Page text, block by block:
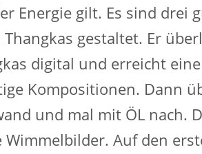
Energie gilt. Es sind drei
Thangkas gestaltet. Er
digital und erreicht
Kompositionen. Dann
und mal mit ÖL nach.
Wimmelbilder. Auf den